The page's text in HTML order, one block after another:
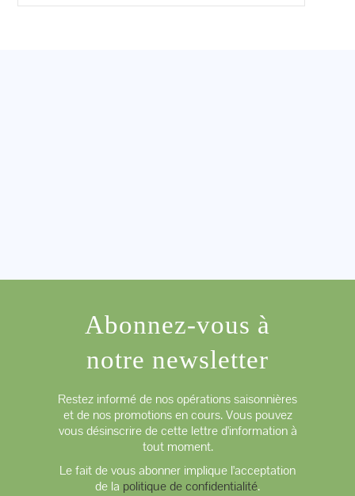
Abonnez-vous à
notre newsletter
Restez informé de nos opérations saisonnières
et de nos promotions en cours. Vous pouvez
vous désinscrire de cette lettre d'information à
tout moment.
Le fait de vous abonner implique l'acceptation
de la politique de confidentialité.